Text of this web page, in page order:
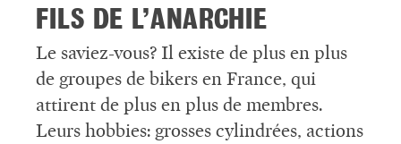
FILS DE L’ANARCHIE
Le saviez-vous? Il existe de plus en plus
de groupes de bikers en France, qui
attirent de plus en plus de membres.
Leurs hobbies: grosses cylindrées, actions